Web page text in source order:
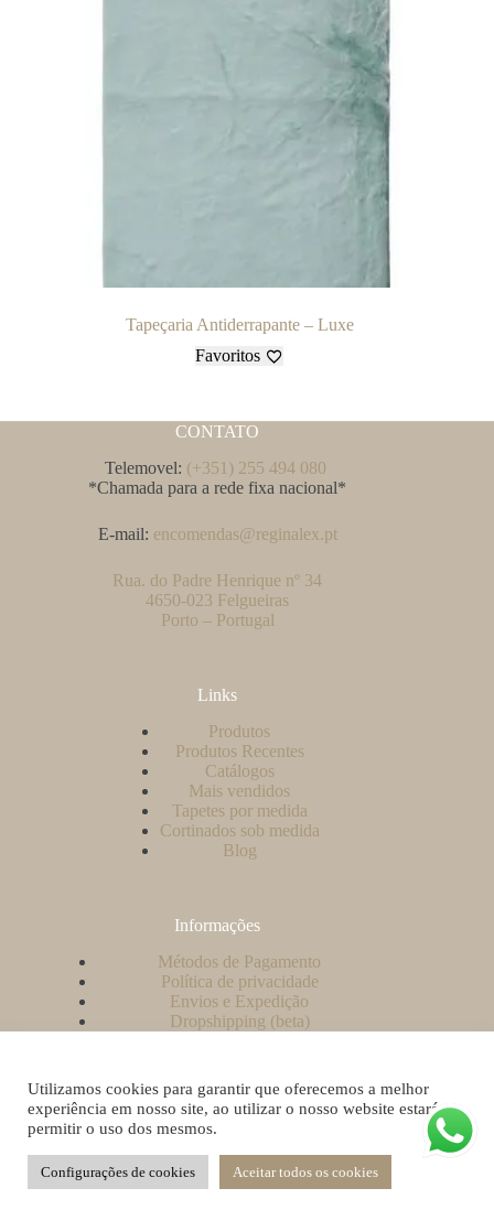
Tapeçaria Antiderrapante – Luxe
Favoritos
CONTATO
Telemovel: (+351) 255 494 080
*Chamada para a rede fixa nacional*
E-mail: encomendas@reginalex.pt
Rua. do Padre Henrique nº 34
4650-023 Felgueiras
Porto – Portugal
Links
Produtos
Produtos Recentes
Catálogos
Mais vendidos
Tapetes por medida
Cortinados sob medida
Blog
Informações
Métodos de Pagamento
Política de privacidade
Envios e Expedição
Dropshipping (beta)
Como criar uma conta no nosso website?
Livro de Reclamações
Utilizamos cookies para garantir que oferecemos a melhor
experiência em nosso site, ao utilizar o nosso website estará a
permitir o uso dos mesmos.
Configurações de cookies Aceitar todos os cookies